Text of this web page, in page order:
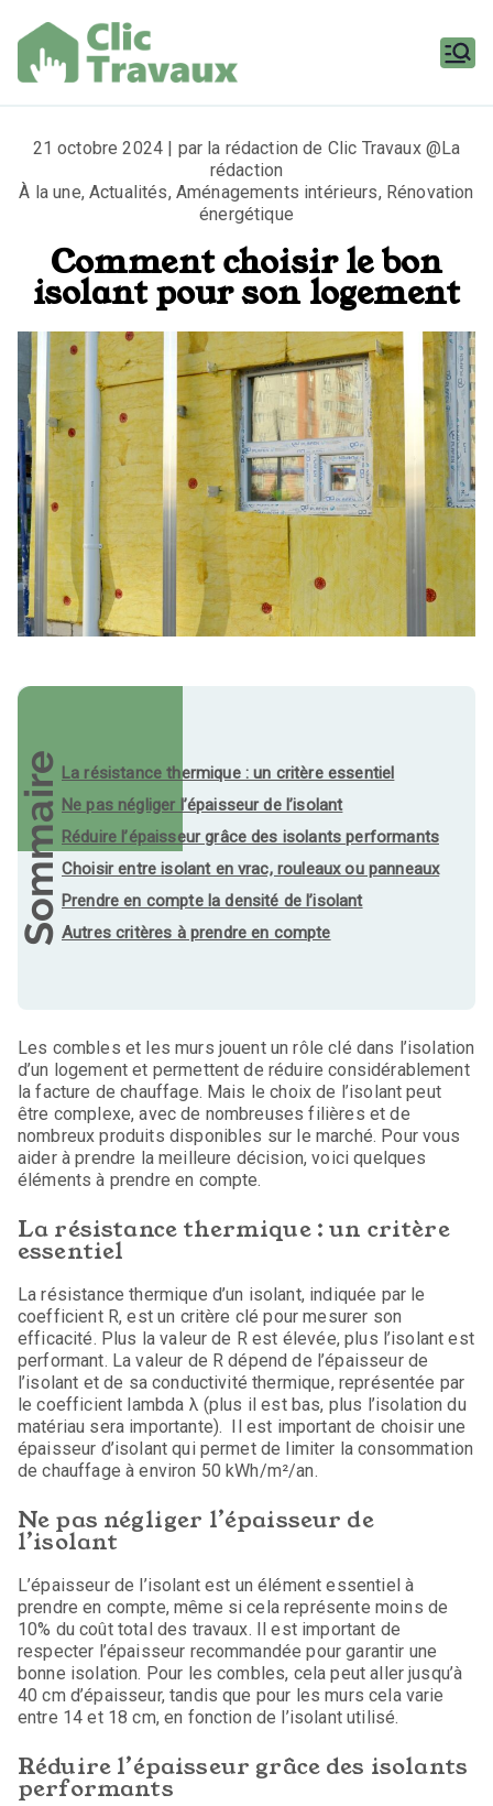
contenu
Travaux
21 octobre 2024 | par la rédaction de Clic Travaux @La
rédaction
À la une,Actualités, Aménagements intérieurs, Rénovation
énergétique
Comment choisir le bon
isolant pour son logement
SommaireLa résistance thermique : un critère essentiel
Ne pas négliger l’épaisseur de l’isolant
Réduire l’épaisseur grâce des isolants performants
Choisir entre isolant en vrac, rouleaux ou panneaux
Prendre en compte la densité de l’isolant
Autres critères à prendre en compte
Les combles et les murs jouent un rôle clé dans l’isolation
d’un logement et permettent de réduire considérablement
la facture de chauffage. Mais le choix de l’isolant peut
être complexe, avec de nombreuses filières et de
nombreux produits disponibles sur le marché. Pour vous
aider à prendre la meilleure décision, voici quelques
éléments à prendre en compte.
La résistance thermique : un critère
essentiel
La résistance thermique d’un isolant, indiquée par le
coefficient R, est un critère clé pour mesurer son
efficacité. Plus la valeur de R est élevée, plus l’isolant est
performant. La valeur de R dépend de l’épaisseur de
l’isolant et de sa conductivité thermique, représentée par
le coefficient lambda λ (plus il est bas, plus l’isolation du
matériau sera importante). Il est important de choisir une
épaisseur d’isolant qui permet de limiter la consommation
de chauffage à environ 50 kWh/m²/an.
Ne pas négliger l’épaisseur de
l’isolant
L’épaisseur de l’isolant est un élément essentiel à
prendre en compte, même si cela représente moins de
10% du coût total des travaux. Il est important de
respecter l’épaisseur recommandée pour garantir une
bonne isolation. Pour les combles, cela peut aller jusqu’à
40 cm d’épaisseur, tandis que pour les murs cela varie
entre 14 et 18 cm, en fonction de l’isolant utilisé.
Réduire l’épaisseur grâce des isolants
performants